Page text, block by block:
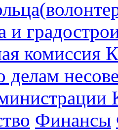
и
комиссия
делам
Финансы